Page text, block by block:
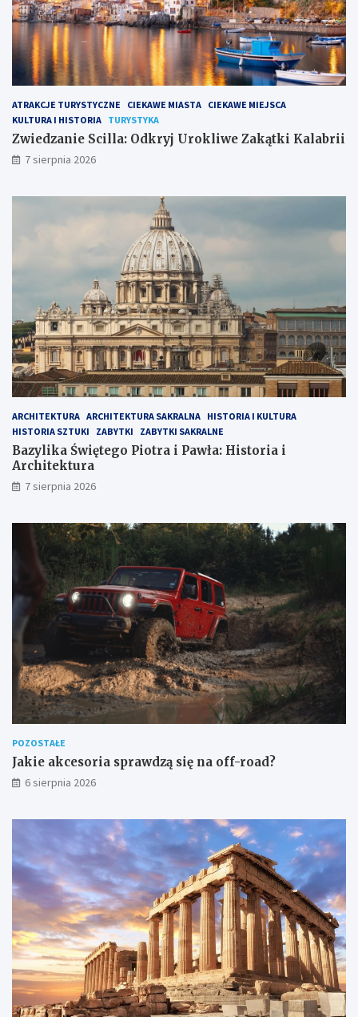
ATRAKCJE TURYSTYCZNE CIEKAWE MIASTA CIEKAWE MIEJSCA
KULTURA I HISTORIA TURYSTYKA
Zwiedzanie Scilla: Odkryj Urokliwe Zakątki Kalabrii
7 sierpnia 2026
ARCHITEKTURA ARCHITEKTURA SAKRALNA HISTORIA I KULTURA
HISTORIA SZTUKI
ZABYTKI ZABYTKI SAKRALNE
Bazylika Świętego Piotra i Pawła: Historia i
Architektura
7 sierpnia 2026
POZOSTAŁE
Jakie akcesoria sprawdzą się na off-road?
6 sierpnia 2026